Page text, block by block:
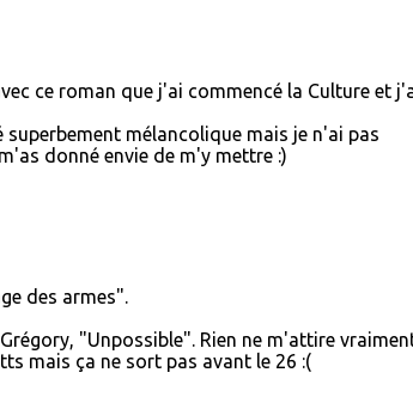
ce roman que j'ai commencé la Culture et
mélancolique mais je n'ai pas
donné envie de m'y mettre :)
des armes".
"Unpossible". Rien ne m'attire
mais ça ne sort pas avant le 26 :(